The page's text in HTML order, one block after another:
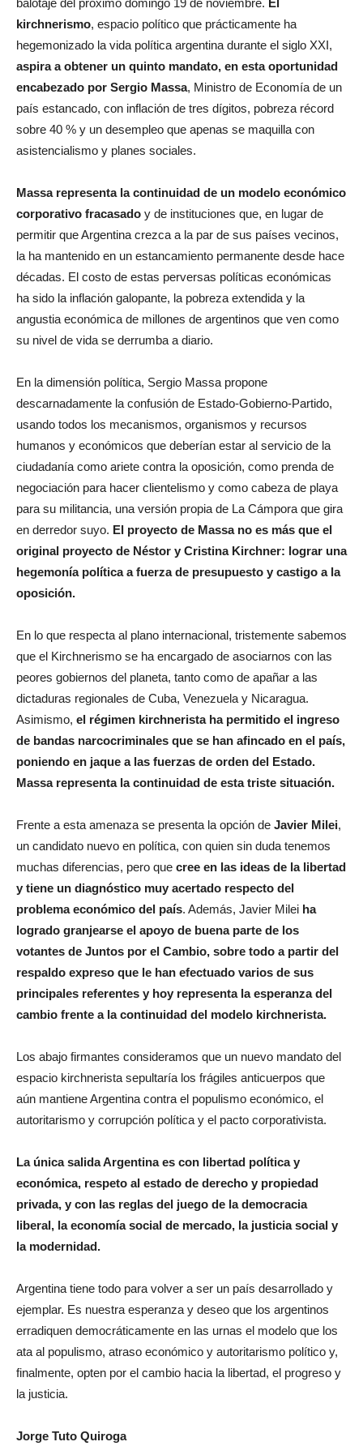
kirchnerismo, espacio político que prácticamente ha
hegemonizado la vida política argentina durante el siglo XXI,
aspira a obtener un quinto mandato, en esta oportunidad
encabezado por Sergio Massa, Ministro de Economía de un
país estancado, con inflación de tres dígitos, pobreza récord
sobre 40 % y un desempleo que apenas se maquilla con
asistencialismo y planes sociales.
corporativo fracasadoy de instituciones que, en lugar de
permitir que Argentina crezca a la par de sus países vecinos,
la ha mantenido en un estancamiento permanente desde hace
décadas. El costo de estas perversas políticas económicas
ha sido la inflación galopante, la pobreza extendida y la
angustia económica de millones de argentinos que ven como
su nivel de vida se derrumba a diario.
descarnadamente la confusión de Estado-Gobierno-Partido,
usando todos los mecanismos, organismos y recursos
humanos y económicos que deberían estar al servicio de la
ciudadanía como ariete contra la oposición, como prenda de
negociación para hacer clientelismo y como cabeza de playa
para su militancia, una versión propia de La Cámpora que gira
en derredor suyo. El proyecto de Massa no es más que el
original proyecto de Néstor y Cristina Kirchner: lograr una
hegemonía política a fuerza de presupuesto y castigo a la
oposición.
que el Kirchnerismo se ha encargado de asociarnos con las
peores gobiernos del planeta, tanto como de apañar a las
dictaduras regionales de Cuba, Venezuela y Nicaragua.
Asimismo,el régimen kirchnerista ha permitido el ingreso
de bandas narcocriminales que se han afincado en el país,
poniendo en jaque a las fuerzas de orden del Estado.
Massa representa la continuidad de esta triste situación.
un candidato nuevo en política, con quien sin duda tenemos
muchas diferencias, pero quecree en las ideas de la libertad
y tiene un diagnóstico muy acertado respecto del
problema económico del país. Además, Javier Milei
logrado granjearse el apoyo de buena parte de los
votantes de Juntos por el Cambio, sobre todo a partir del
respaldo expreso que le han efectuado varios de sus
principales referentes y hoy representa la esperanza del
cambio frente a la continuidad del modelo kirchnerista.
espacio kirchnerista sepultaría los frágiles anticuerpos que
aún mantiene Argentina contra el populismo económico, el
autoritarismo y corrupción política y el pacto corporativista.
económica, respeto al estado de derecho y propiedad
privada, y con las reglas del juego de la democracia
liberal, la economía social de mercado, la justicia social y
la modernidad.
ejemplar. Es nuestra esperanza y deseo que los argentinos
erradiquen democráticamente en las urnas el modelo que los
ata al populismo, atraso económico y autoritarismo político y,
finalmente, opten por el cambio hacia la libertad, el progreso y
la justicia.
Expresidente de Bolivia